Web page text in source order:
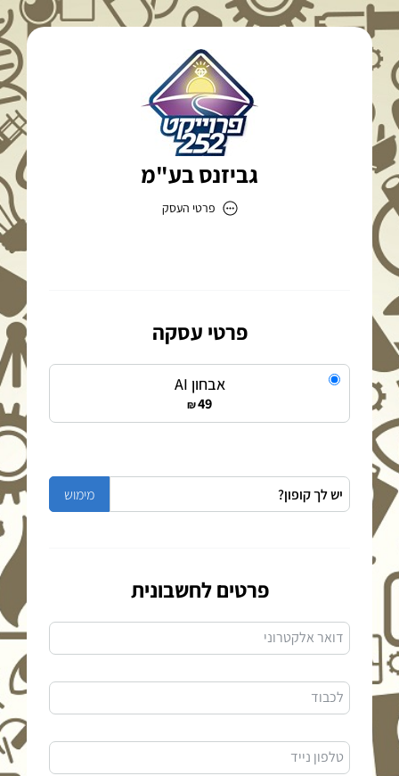
גביזנס בע"מ
פרטי העסק
דוא״ל
zugiut252@gmail.com
פרטי עסקה
אבחון AI
49
₪
פרטים לחשבונית
דואר אלקטרוני
לכבוד
טלפון נייד